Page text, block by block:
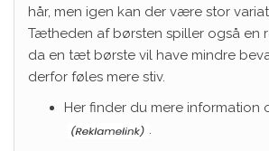
hår, men igen kan der være stor
Tætheden af børsten spiller også en
da en tæt børste vil have mindre
derfor føles mere stiv.
Her finder du mere information
.